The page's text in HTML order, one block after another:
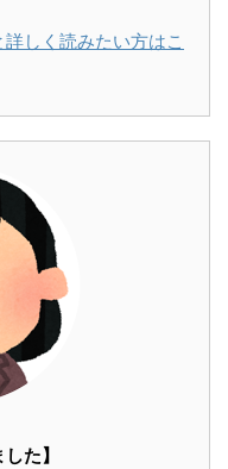
しく読みたい方はこ
た】